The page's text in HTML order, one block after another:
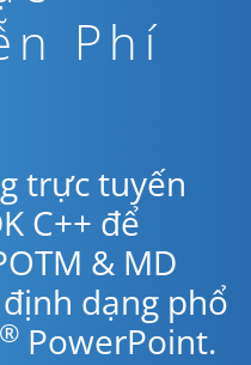
Phí
trực tuyến
C++ để
& MD
dạng phổ
® PowerPoint.